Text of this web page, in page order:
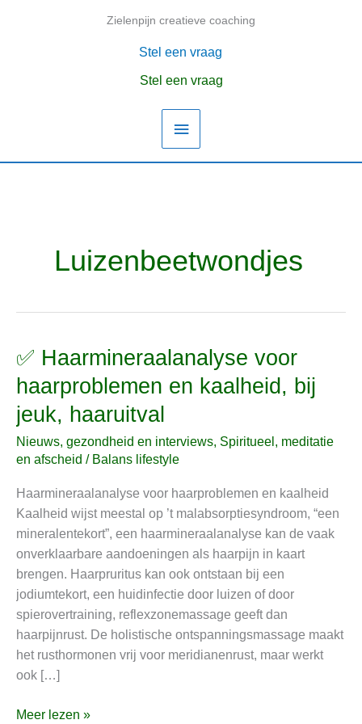
Zielenpijn creatieve coaching
Hoofdmenu
Stel een vraag
Stel een vraag
Luizenbeetwondjes
✅ Haarmineraalanalyse voor
haarproblemen en kaalheid, bij
jeuk, haaruitval
Nieuws, gezondheid en interviews, Spiritueel, meditatie
en afscheid / Balans lifestyle
Haarmineraalanalyse voor haarproblemen en kaalheid
Kaalheid wijst meestal op ’t malabsorptiesyndroom, “een
mineralentekort”, een haarmineraalanalyse kan de vaak
onverklaarbare aandoeningen als haarpijn in kaart
brengen. Haarpruritus kan ook ontstaan bij een
jodiumtekort, een huidinfectie door luizen of door
spierovertraining, reflexzonemassage geeft dan
haarpijnrust. De holistische ontspanningsmassage maakt
het rusthormonen vrij voor meridianenrust, maar werkt
ook […]
✅
voor
haarproblemen
en
kaalheid,
jeuk,
haaruitval
Meer lezen »